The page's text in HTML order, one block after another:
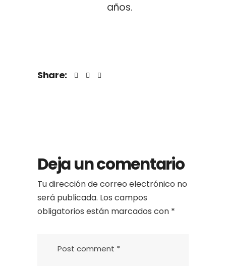
años.
Share:
Deja un comentario
Tu dirección de correo electrónico no
será publicada. Los campos
obligatorios están marcados con *